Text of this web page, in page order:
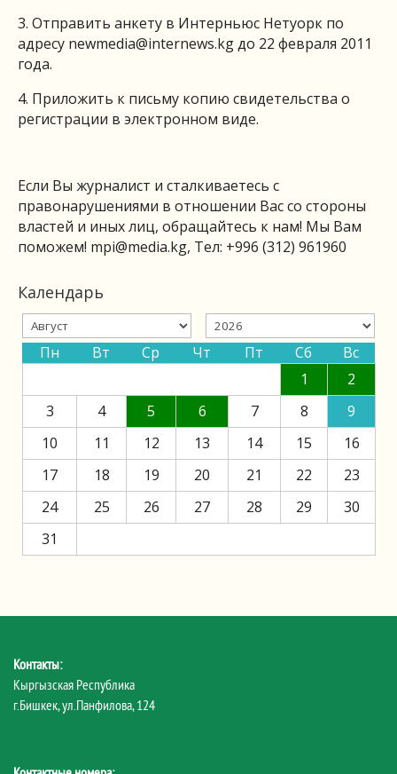
3. Отправить анкету в Интерньюс Нетуорк по
адресу newmedia@internews.kgдо 22 февраля 2011
года.
4. Приложить к письму копию свидетельства о
регистрации в электронном виде.
Если Вы журналист и сталкиваетесь с
правонарушениями в отношении Вас со стороны
властей и иных лиц, обращайтесь к нам! Мы Вам
поможем! mpi@media.kg, Тел: +996 (312) 961960
Календарь
Пн Вт Ср Чт Пт Сб
Вс
1
2
3
4 5 6 7 8
9
10
11 12 13 14 15
16
17
18 19 20 21 22
23
24
25 26 27 28 29
30
31
Контакты:
Кыргызская Республика
г.Бишкек, ул.Панфилова, 124